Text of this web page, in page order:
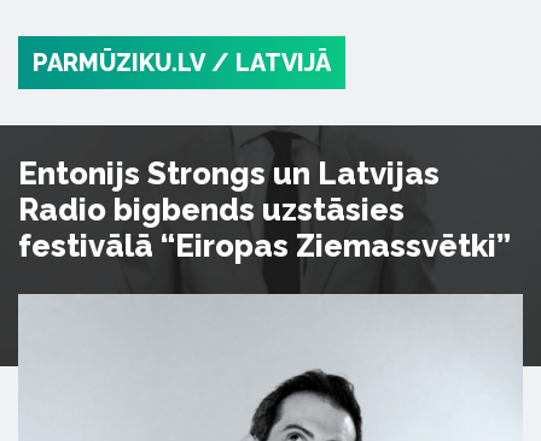
PARMŪZIKU.LV / LATVIJĀ
Entonijs Strongs un Latvijas
Radio bigbends uzstāsies
festivālā “Eiropas Ziemassvētki”